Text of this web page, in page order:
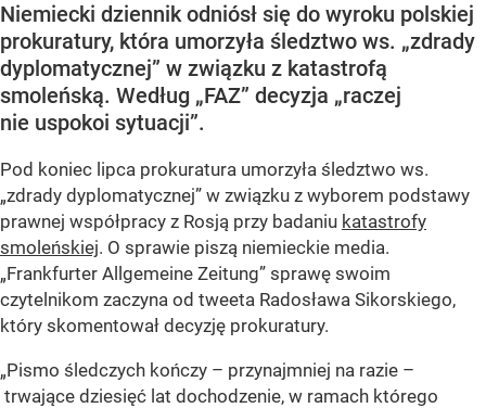
Niemiecki dziennik odniósł się do wyroku polskiej
prokuratury, która umorzyła śledztwo ws. „zdrady
dyplomatycznej” w związku z katastrofą
smoleńską. Według „FAZ” decyzja „raczej
nie uspokoi sytuacji”.
Pod koniec lipca prokuratura umorzyła śledztwo ws.
„zdrady dyplomatycznej” w związku z wyborem podstawy
prawnej współpracy z Rosją przy badaniu katastrofy
smoleńskiej. O sprawie piszą niemieckie media.
„Frankfurter Allgemeine Zeitung” sprawę swoim
czytelnikom zaczyna od tweeta Radosława Sikorskiego,
który skomentował decyzję prokuratury.
„Pismo śledczych kończy – przynajmniej na razie –
trwające dziesięć lat dochodzenie, w ramach którego